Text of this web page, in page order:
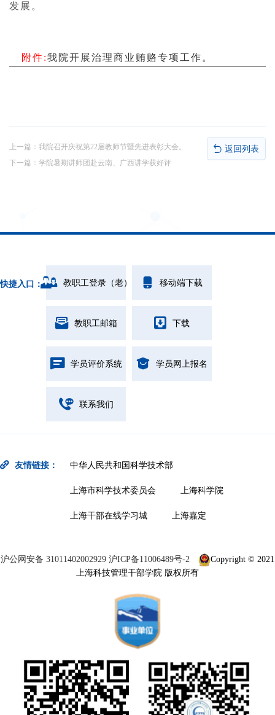
发展。
附件:我院开展治理商业贿赂专项工作。
上一篇： 我院召开庆祝第22届教师节暨先进表彰大会。
下一篇： 学院暑期讲师团赴云南、广西讲学获好评
返回列表
快捷入口： 教职工登录（老） 移动端下载
教职工邮箱 下载
学员评价系统 学员网上报名
联系我们
友情链接： 中华人民共和国科学技术部
上海市科学技术委员会 上海科学院
上海干部在线学习城 上海嘉定
沪公网安备 31011402002929 沪ICP备11006489号-2
Copyright © 2021
上海科技管理干部学院 版权所有